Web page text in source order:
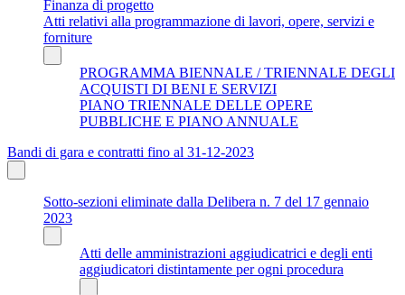
Finanza di progetto
Atti relativi alla programmazione di lavori, opere, servizi e
forniture
PROGRAMMA BIENNALE / TRIENNALE DEGLI
ACQUISTI DI BENI E SERVIZI
PIANO TRIENNALE DELLE OPERE
PUBBLICHE E PIANO ANNUALE
Bandi di gara e contratti fino al 31-12-2023
Sotto-sezioni eliminate dalla Delibera n. 7 del 17 gennaio
2023
Atti delle amministrazioni aggiudicatrici e degli enti
aggiudicatori distintamente per ogni procedura